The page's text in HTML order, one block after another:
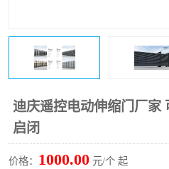
迪庆遥控电动伸缩门厂家
启闭
价格： 1000.00 元/个 起